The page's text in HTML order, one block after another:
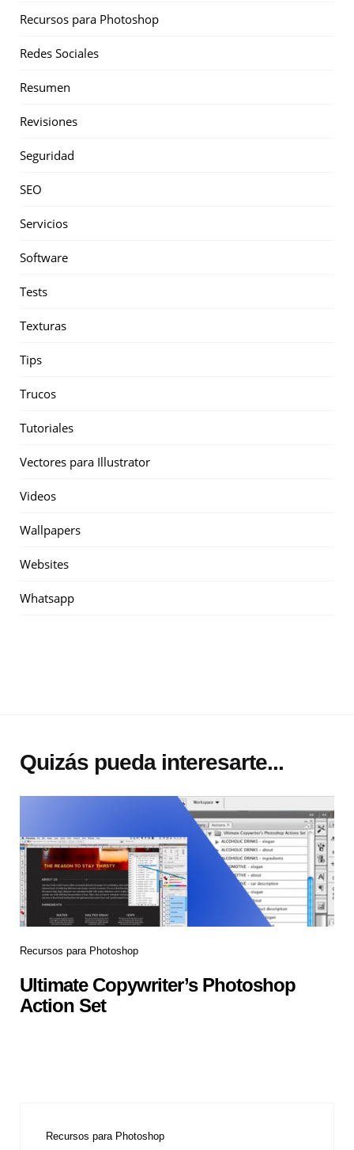
Recursos para Photoshop
Redes Sociales
Resumen
Revisiones
Seguridad
SEO
Servicios
Software
Tests
Texturas
Tips
Trucos
Tutoriales
Vectores para Illustrator
Videos
Wallpapers
Websites
Whatsapp
Quizás pueda interesarte...
Recursos para Photoshop
Ultimate Copywriter’s Photoshop
Action Set
Recursos para Photoshop